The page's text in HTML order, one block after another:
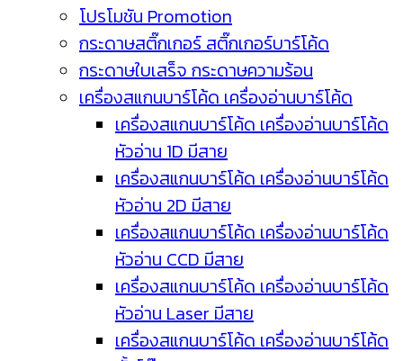
โปรโมชัน Promotion
กระดาษสติ๊กเกอร์ สติ๊กเกอร์บาร์โค้ด
กระดาษใบเสร็จ กระดาษความร้อน
เครื่องสแกนบาร์โค้ด เครื่องอ่านบาร์โค้ด
เครื่องสแกนบาร์โค้ด เครื่องอ่านบาร์โค้ด
หัวอ่าน 1D มีสาย
เครื่องสแกนบาร์โค้ด เครื่องอ่านบาร์โค้ด
หัวอ่าน 2D มีสาย
เครื่องสแกนบาร์โค้ด เครื่องอ่านบาร์โค้ด
หัวอ่าน CCD มีสาย
เครื่องสแกนบาร์โค้ด เครื่องอ่านบาร์โค้ด
หัวอ่าน Laser มีสาย
เครื่องสแกนบาร์โค้ด เครื่องอ่านบาร์โค้ด